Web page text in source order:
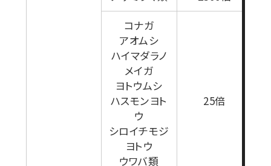
コナガ
アオムシ
ハイマダラノ
メイガ
ヨトウムシ
ハスモンヨト
ウ
シロイチモジ
ヨトウ
ウワバ類
25倍